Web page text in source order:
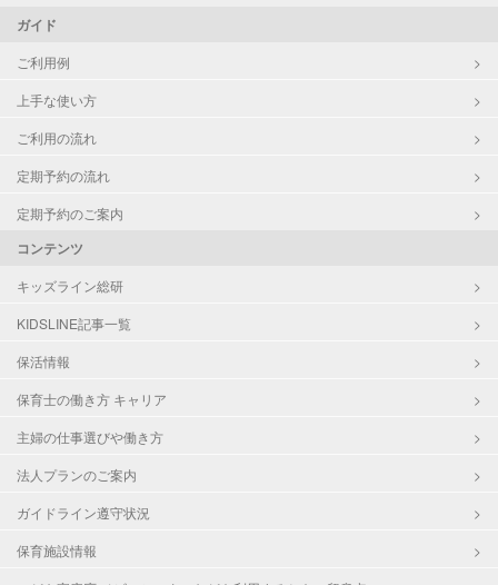
ガイド
ご利用例
上手な使い方
ご利用の流れ
定期予約の流れ
定期予約のご案内
コンテンツ
キッズライン総研
KIDSLINE記事一覧
保活情報
保育士の働き方 キャリア
主婦の仕事選びや働き方
法人プランのご案内
ガイドライン遵守状況
保育施設情報